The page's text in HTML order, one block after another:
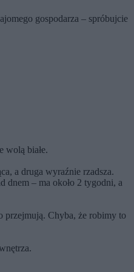
gospodarza – spróbujcie
wolą białe.
a druga wyraźnie rzadsza.
dnem – ma około 2 tygodni, a
przejmują. Chyba, że robimy to